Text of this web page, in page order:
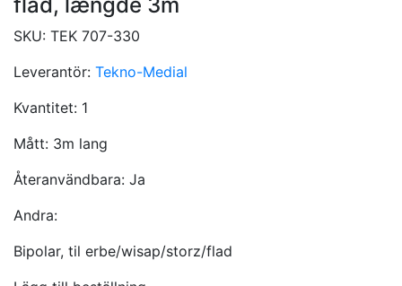
SKU: TEK 707-330
Leverantör: Tekno-Medial
Kvantitet: 1
Mått: 3m lang
Återanvändbara: Ja
Andra:
Bipolar, til erbe/wisap/storz/flad